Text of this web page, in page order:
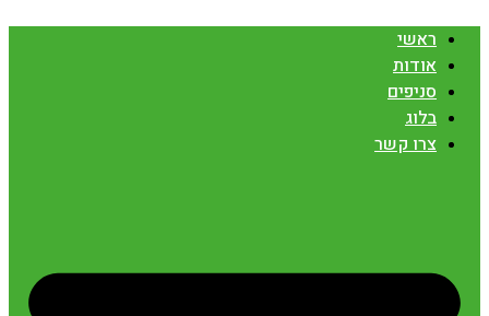
ראשי
אודות
סניפים
בלוג
צרו קשר